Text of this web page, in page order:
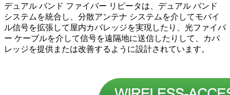
デュアル バンド ファイバー リピータは、デュアル バンド
システムを統合し、分散アンテナ システムを介してモバイ
ル信号を拡張して屋内カバレッジを実現したり、光ファイバ
ー ケーブルを介して信号を遠隔地に送信したりして、カバ
レッジを提供または改善するように設計されています。